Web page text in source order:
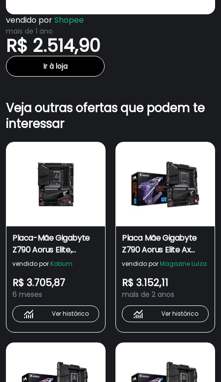
vendido porShopee
mais de 1 ano
R$ 2.514,90
Ir à loja
Veja outras ofertas que podem te
interessar
Placa-Mãe Gigabyte
Z790 Aorus Elite,
Chipset Z790, Intel Lga
9mz79elt5-00-10
vendido por Kabum
R$ 3.705,87
6 meses
Ver histórico
Placa Mãe Gigabyte
Z790 Aorus Elite Ax
Ddr5 Socket Lga 1700
vendido por Magazine Luiza
R$ 3.152,11
mais de 2 anos
Ver histórico